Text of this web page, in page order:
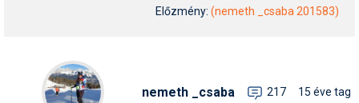
Síszerviz
Előzmény: (nemeth _csaba 201583)
nemeth _csaba 217 15 éve tag